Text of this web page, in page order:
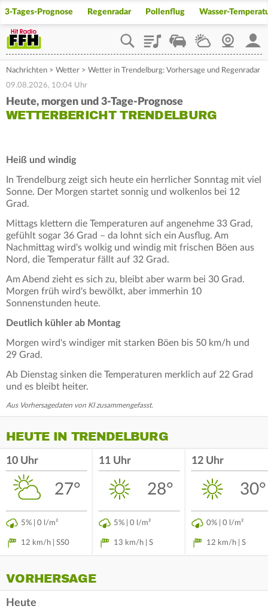
3-Tages-Prognose Regenradar Pollenflug Wasser-
PlaylistStaupilotWetterWebcam
Nachrichten > Wetter > Wetter in Trendelburg: Vorhersage und Regenradar
09.08.2026, 10:04 Uhr
Heute, morgen und 3-Tage-Prognose
WETTERBERICHT TRENDELBURG
Heiß und windig
In Trendelburg zeigt sich heute ein herrlicher Sonntag mit viel
Sonne. Der Morgen startet sonnig und wolkenlos bei 12
Grad.
Mittags klettern die Temperaturen auf angenehme 33 Grad,
gefühlt sogar 36 Grad – da lohnt sich ein Ausflug. Am
Nachmittag wird's wolkig und windig mit frischen Böen aus
Nord, die Temperatur fällt auf 32 Grad.
Am Abend zieht es sich zu, bleibt aber warm bei 30 Grad.
Morgen früh wird's bewölkt, aber immerhin 10
Sonnenstunden heute.
Deutlich kühler ab Montag
Morgen wird's windiger mit starken Böen bis 50 km/h und
29 Grad.
Ab Dienstag sinken die Temperaturen merklich auf 22 Grad
und es bleibt heiter.
Aus Vorhersagedaten von KI zusammengefasst.
HEUTE IN TRENDELBURG
10 Uhr
27°
5% | 0 l/m²
12 km/h | SS0
11 Uhr
28°
5% | 0 l/m²
13 km/h | S
12 Uhr
30°
0% | 0 l/m²
12 km/h | S
VORHERSAGE
Heute